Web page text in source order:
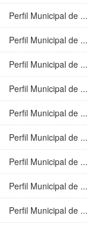
Perfil Municipal de ...
Perfil Municipal de ...
Perfil Municipal de ...
Perfil Municipal de ...
Perfil Municipal de ...
Perfil Municipal de ...
Perfil Municipal de ...
Perfil Municipal de ...
Perfil Municipal de ...